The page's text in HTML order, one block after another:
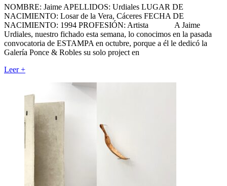
NOMBRE: Jaime APELLIDOS: Urdiales LUGAR DE
NACIMIENTO: Losar de la Vera, Cáceres FECHA DE
NACIMIENTO: 1994 PROFESIÓN: Artista A Jaime
Urdiales, nuestro fichado esta semana, lo conocimos en la pasada
convocatoria de ESTAMPA en octubre, porque a él le dedicó la
Galería Ponce & Robles su solo project en
Leer+